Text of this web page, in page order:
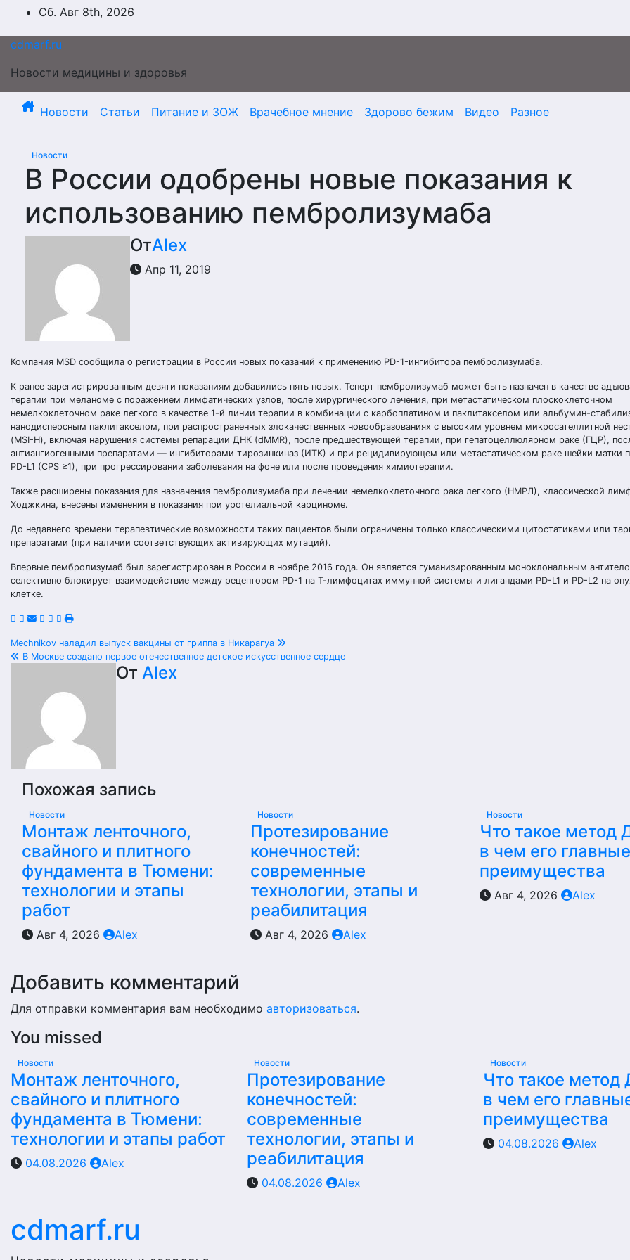
Перейти
содержимому
Сб. Авг 8th, 2026
cdmarf.ru
Новости медицины и здоровья
Новости Статьи Питание и ЗОЖ Врачебное мнение Здорово бежим Видео Разное
Новости
В России одобрены новые показания к
использованию пембролизумаба
ОтAlex
Апр 11, 2019
Компания MSD сообщила о регистрации в России новых показаний к применению PD-1-ингибитора пембролизумаба.
К ранее зарегистрированным девяти показаниям добавились пять новых. Теперт пембролизумаб может быть назначен в качестве
терапии при меланоме с поражением лимфатических узлов, после хирургического лечения, при метастатическом плоскоклеточном
немелкоклеточном раке легкого в качестве 1-й линии терапии в комбинации с карбоплатином и паклитакселом или альбумин-
нанодисперсным паклитакселом, при распространенных злокачественных новообразованиях с высоким уровнем микросателлитной
(MSI-H), включая нарушения системы репарации ДНК (dMMR), после предшествующей терапии, при гепатоцеллюлярном раке (ГЦР),
антиангиогенными препаратами — ингибиторами тирозинкиназ (ИТК) и при рецидивирующем или метастатическом раке шейки матки
PD-L1 (CPS ≥1), при прогрессировании заболевания на фоне или после проведения химиотерапии.
Также расширены показания для назначения пембролизумаба при лечении немелкоклеточного рака легкого (НМРЛ), классической
Ходжкина, внесены изменения в показания при уротелиальной карциноме.
До недавнего времени терапевтические возможности таких пациентов были ограничены только классическими цитостатиками или
препаратами (при наличии соответствующих активирующих мутаций).
Впервые пембролизумаб был зарегистрирован в России в ноябре 2016 года. Он является гуманизированным моноклональным
селективно блокирует взаимодействие между рецептором PD-1 на Т-лимфоцитах иммунной системы и лигандами PD-L1 и PD-L2 на
клетке.
Навигация
записям
Mechnikov наладил выпуск вакцины от гриппа в Никарагуа
В Москве создано первое отечественное детское искусственное сердце
От Alex
Похожая запись
Новости
Монтаж ленточного,
свайного и плитного
фундамента в Тюмени:
технологии и этапы
работ
Авг 4, 2026 Alex
Новости
Протезирование
конечностей:
современные
технологии, этапы и
реабилитация
Авг 4, 2026 Alex
Новости
Что такое метод
в чем его главные
преимущества
Авг 4, 2026 Alex
Добавить комментарий
Для отправки комментария вам необходимо авторизоваться.
You missed
Новости
Монтаж ленточного,
свайного и плитного
фундамента в Тюмени:
технологии и этапы работ
04.08.2026 Alex
Новости
Протезирование
конечностей:
современные
технологии, этапы и
реабилитация
04.08.2026 Alex
Новости
Что такое
в чем его
преимущества
04.08.2026 Alex
cdmarf.ru